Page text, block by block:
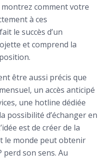
comment votre
à ces
le succès d’un
et comprend la
être aussi précis que
un accès anticipé
une hotline dédiée
possibilité d’échanger en
est de créer de la
le monde peut obtenir
perd son sens. Au